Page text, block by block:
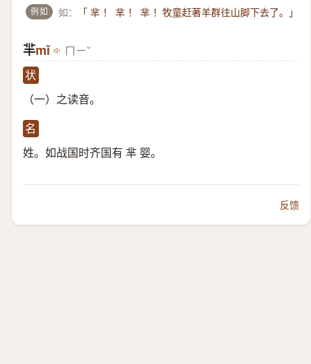
例如 如： 「 芈 ！ 芈 ！ 芈 ！牧童赶著羊群往山脚下去了。」
羋mǐ ㄇㄧˇ
状
（一）​之读音。
名
姓。如战国时齐国有 芈 婴。
反馈